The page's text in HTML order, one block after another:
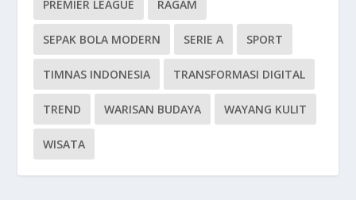
PREMIER LEAGUE RAGAM
SEPAK BOLA MODERN SERIE A SPORT
TIMNAS INDONESIA TRANSFORMASI DIGITAL
TREND WARISAN BUDAYA WAYANG KULIT
WISATA